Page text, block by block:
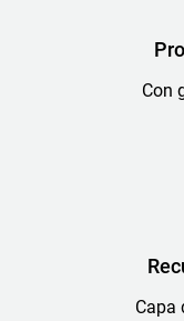
Con
Capa